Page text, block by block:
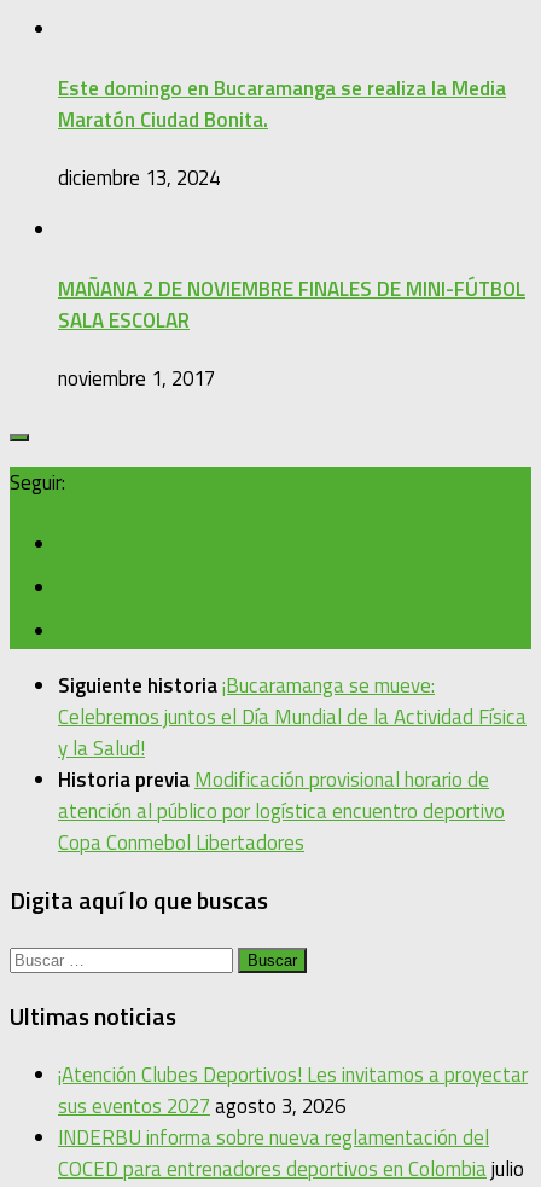
Este domingo en Bucaramanga se realiza la Media
Maratón Ciudad Bonita.
diciembre 13, 2024
MAÑANA 2 DE NOVIEMBRE FINALES DE MINI-FÚTBOL
SALA ESCOLAR
noviembre 1, 2017
Seguir:
Siguiente historia¡Bucaramanga se mueve:
Celebremos juntos el Día Mundial de la Actividad Física
y la Salud!
Historia previaModificación provisional horario de
atención al público por logística encuentro deportivo
Copa Conmebol Libertadores
Digita aquí lo que buscas
Buscar:
Ultimas noticias
¡Atención Clubes Deportivos! Les invitamos a proyectar
sus eventos 2027agosto 3, 2026
INDERBU informa sobre nueva reglamentación del
COCED para entrenadores deportivos en Colombiajulio